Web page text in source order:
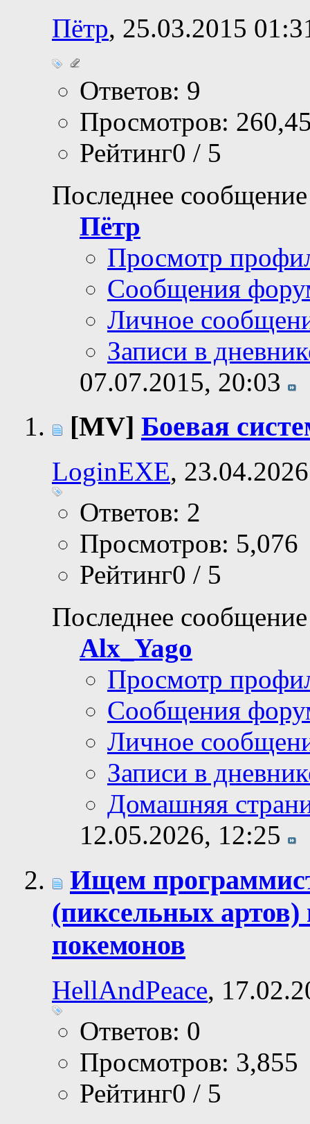
Пётр, 25.03.2015
Ответов: 9
Просмотров:
Рейтинг0 / 5
Последнее
Пётр
Просмотр
Сообщения
Личное
Записи в
07.07.2015, 20:03
[MV] Боевая
LoginEXE,
Ответов: 2
Просмотров: 5,076
Рейтинг0 / 5
Последнее
Alx_Yago
Просмотр
Сообщения
Личное
Записи в
Домашняя
12.05.2026, 12:25
Ищем
(пиксельных
покемонов
HellAndPeace,
Ответов: 0
Просмотров: 3,855
Рейтинг0 / 5